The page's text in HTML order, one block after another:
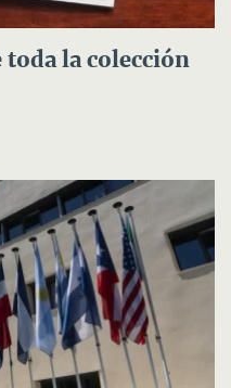
la colección